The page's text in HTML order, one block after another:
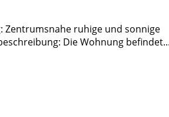
Zentrumsnahe ruhige und sonnige
Die Wohnung